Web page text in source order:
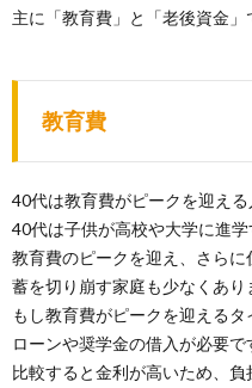
主に「教育費」と「老後資金」
教育費
40代は教育費がピークを迎え
40代は子供が高校や大学に進
教育費のピークを迎え、さら
蓄を切り崩す家庭も少なくあり
もし教育費がピークを迎える
ローンや奨学金の借入が必要
比較すると金利が高いため、